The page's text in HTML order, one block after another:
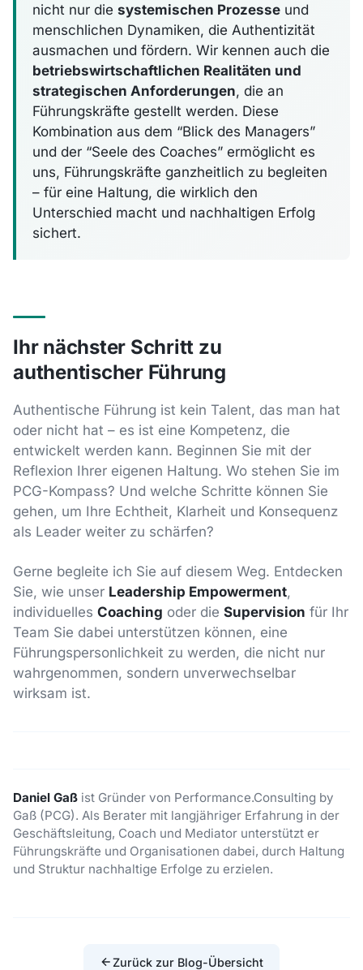
nicht nur die systemischen Prozesse und
menschlichen Dynamiken, die Authentizität
ausmachen und fördern. Wir kennen auch die
betriebswirtschaftlichen Realitäten und
strategischen Anforderungen, die an
Führungskräfte gestellt werden. Diese
Kombination aus dem “Blick des Managers”
und der “Seele des Coaches” ermöglicht es
uns, Führungskräfte ganzheitlich zu begleiten
– für eine Haltung, die wirklich den
Unterschied macht und nachhaltigen Erfolg
sichert.
Ihr nächster Schritt zu
authentischer Führung
Authentische Führung ist kein Talent, das man hat
oder nicht hat – es ist eine Kompetenz, die
entwickelt werden kann. Beginnen Sie mit der
Reflexion Ihrer eigenen Haltung. Wo stehen Sie im
PCG-Kompass? Und welche Schritte können Sie
gehen, um Ihre Echtheit, Klarheit und Konsequenz
als Leader weiter zu schärfen?
Gerne begleite ich Sie auf diesem Weg. Entdecken
Sie, wie unser Leadership Empowerment,
individuelles Coaching oder die Supervision für Ihr
Team Sie dabei unterstützen können, eine
Führungspersonlichkeit zu werden, die nicht nur
wahrgenommen, sondern unverwechselbar
wirksam ist.
Daniel Gaß ist Gründer von Performance.Consulting by
Gaß (PCG). Als Berater mit langjähriger Erfahrung in der
Geschäftsleitung, Coach und Mediator unterstützt er
Führungskräfte und Organisationen dabei, durch Haltung
und Struktur nachhaltige Erfolge zu erzielen.
Zurück zur Blog-Übersicht